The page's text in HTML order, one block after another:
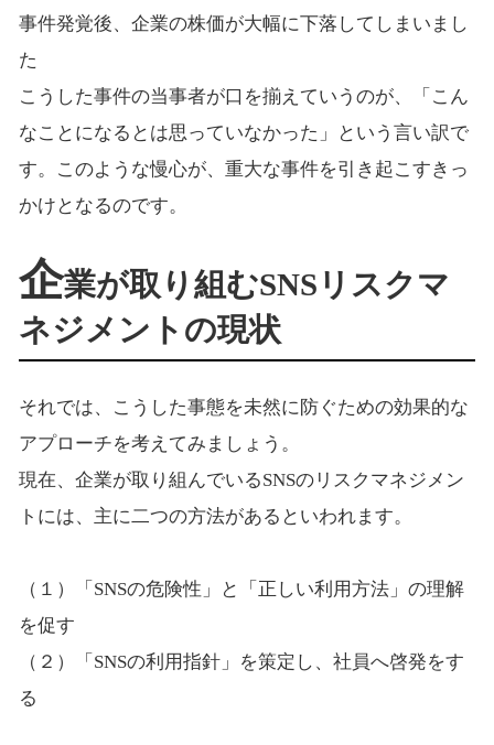
事件発覚後、企業の株価が大幅に下落してしまいまし
た
こうした事件の当事者が口を揃えていうのが、「こん
なことになるとは思っていなかった」という言い訳で
す。このような慢心が、重大な事件を引き起こすきっ
かけとなるのです。
企業が取り組むSNSリスクマ
ネジメントの現状
それでは、こうした事態を未然に防ぐための効果的な
アプローチを考えてみましょう。
現在、企業が取り組んでいるSNSのリスクマネジメン
トには、主に二つの方法があるといわれます。
（１）「SNSの危険性」と「正しい利用方法」の理解
を促す
（２）「SNSの利用指針」を策定し、社員へ啓発をす
る